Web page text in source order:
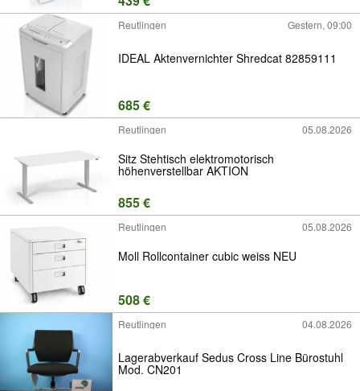
Reutlingen Gestern, 09:00
IDEAL Aktenvernichter Shredcat 82859111
685 €
Reutlingen 05.08.2026
Sitz Stehtisch elektromotorisch
höhenverstellbar AKTION
855 €
Reutlingen 05.08.2026
Moll Rollcontainer cubic weiss NEU
508 €
Reutlingen 04.08.2026
Lagerabverkauf Sedus Cross Line Bürostuhl
Mod. CN201